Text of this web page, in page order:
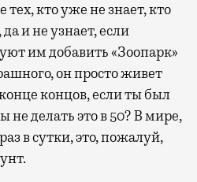
тех, кто уже не знает, кто
и не узнает, если
им добавить «Зоопарк»
он просто живет
концов, если ты был
не делать это в 50? В мире,
в сутки, это, пожалуй,